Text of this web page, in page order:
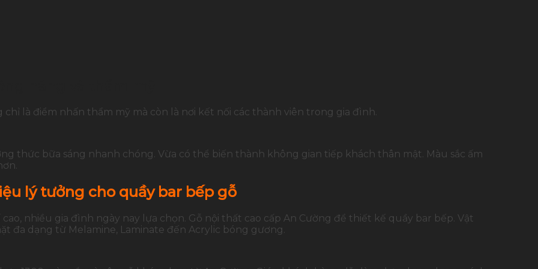
năng và thẩm mỹ
là điểm nhấn thẩm mỹ mà còn là nơi kết nối các thành viên trong gia đình.
thức bữa sáng nhanh chóng. Vừa có thể biến thành không gian tiếp khách thân mật. Màu sắc ấm
lý tưởng cho quầy bar bếp gỗ
nhiều gia đình ngày nay lựa chọn. Gỗ nội thất cao cấp An Cường để thiết kế quầy bar bếp. Vật
đa dạng từ Melamine, Laminate đến Acrylic bóng gương.